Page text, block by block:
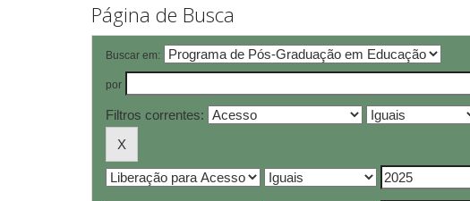
Página de Busca
Buscar em:
por
Filtros correntes: